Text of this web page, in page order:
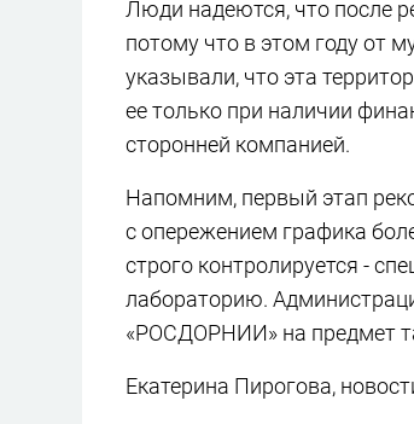
Люди надеются, что после
потому что в этом году от
указывали, что эта
ее только при наличии
сторонней компанией.
Напомним, первый этап
с опережением графика
строго контролируется -
лабораторию.
«РОСДОРНИИ» на предмет
Екатерина Пирогова,